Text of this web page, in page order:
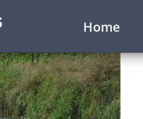
Home